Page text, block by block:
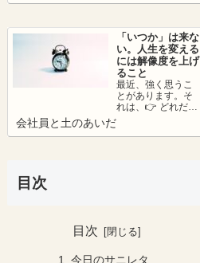
ついて。人は便利
「いつか」は来な
い。人生を変える
には解像度を上げ
ること
最近、強く思うこ
とがあります。そ
れは、👉 どれだけ
リアリティーを持
れているか。ここ
会社員と土のあいだ
目次
目次
今日のサニレタ